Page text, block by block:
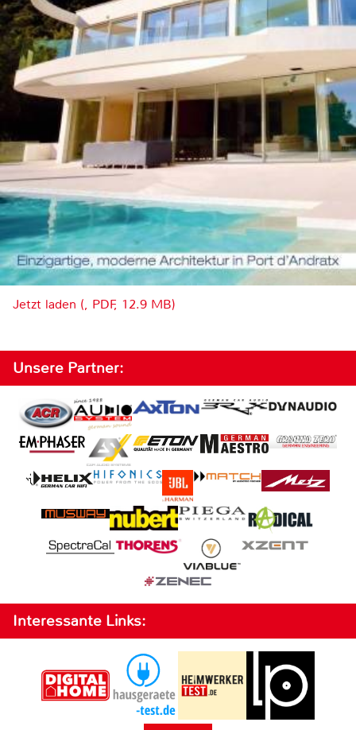
Jetzt laden (, PDF, 12.9 MB)
Unsere Partner:
Interessante Links: